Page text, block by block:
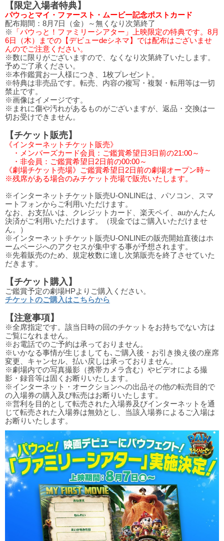
【限定入場者特典】
パウっとマイ・ファースト・ムービー記念ポストカード
配布期間：8月7日（金）～無くなり次第終了
※
「パウっと！ファミリーシアター」上映限定の特典です。8月
6日（木）までの【デビューdeシネマ】では配布はございませ
んのでご注意ください。
※数に限りがございますので、なくなり次第終了いたします。
予めご了承ください。
※本作鑑賞お一人様につき、1枚プレゼント。
※特典は非売品です。転売、内容の複写・複製・転用等は一切
禁止です。
※画像はイメージです。
※まれに傷や汚れがあるものがございますが、返品・交換は一
切お受けできません。
【チケット販売】
《インターネットチケット販売》
・メンバーズカード会員：ご鑑賞希望日3日前の21:00～
・非会員：ご鑑賞希望日2日前の00:00～
《劇場チケット売場》ご鑑賞希望日2日前の劇場オープン時～
※残席がある場合のみチケット売場で販売いたします。
※インターネットチケット販売U-ONLINEは、パソコン、スマ
ートフォンからご利用いただけます。
なお、お支払いは、クレジットカード、楽天ペイ、auかんたん
決済がご利用いただけます。（現金ではご購入いただけませ
ん。）
※インターネットチケット販売U-ONLINEの販売開始直後はホ
ームページへのアクセスが集中する事が予想されます。
※先着販売のため、規定枚数に達し次第販売を終了させていた
だきます。
【チケット購入】
ご鑑賞予定の劇場HPよりご購入ください。
チケットのご購入はこちらから
【注意事項】
※全席指定です。該当日時の回のチケットをお持ちでない方は
ご覧になれません。
※お電話でのご予約は承っておりません。
※いかなる事情が生じましても､ご購入後・お引き換え後の座席
変更、キャンセル、払い戻しは承っておりません。
※劇場内での写真撮影（携帯カメラ含む）やビデオによる撮
影・録音等は固くお断りいたします。
※インターネット・オークションへの出品その他の転売目的で
の入場券の購入及び転売はお断りいたします。
※営利を目的として転売された入場券及びインターネットを通
じて転売された入場券は無効とし、当該入場券によるご入場は
お断りいたします。